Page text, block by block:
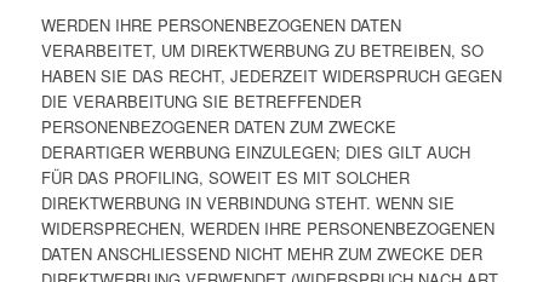
WERDEN IHRE PERSONENBEZOGENEN DATEN
VERARBEITET, UM DIREKTWERBUNG ZU BETREIBEN, SO
HABEN SIE DAS RECHT, JEDERZEIT WIDERSPRUCH GEGEN
DIE VERARBEITUNG SIE BETREFFENDER
PERSONENBEZOGENER DATEN ZUM ZWECKE
DERARTIGER WERBUNG EINZULEGEN; DIES GILT AUCH
FÜR DAS PROFILING, SOWEIT ES MIT SOLCHER
DIREKTWERBUNG IN VERBINDUNG STEHT. WENN SIE
WIDERSPRECHEN, WERDEN IHRE PERSONENBEZOGENEN
DATEN ANSCHLIESSEND NICHT MEHR ZUM ZWECKE DER